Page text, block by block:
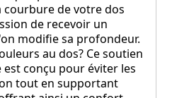
de votre dos
de recevoir un
modifie sa profondeur.
au dos? Ce soutien
conçu pour éviter les
tout en supportant